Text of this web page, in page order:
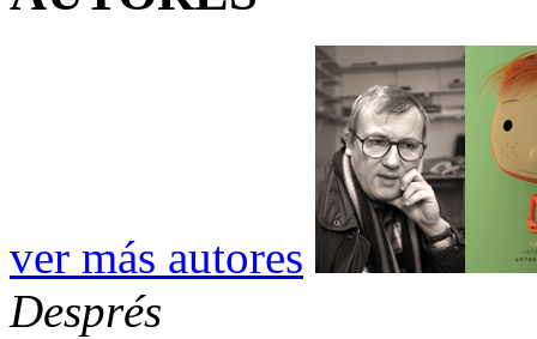
ver más autores
Després